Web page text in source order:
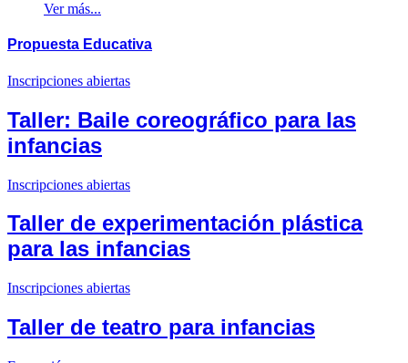
Ver más...
Propuesta Educativa
Inscripciones abiertas
Taller: Baile coreográfico para las
infancias
Inscripciones abiertas
Taller de experimentación plástica
para las infancias
Inscripciones abiertas
Taller de teatro para infancias